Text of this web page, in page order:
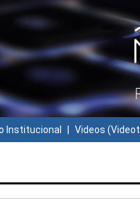
Institucional Videos